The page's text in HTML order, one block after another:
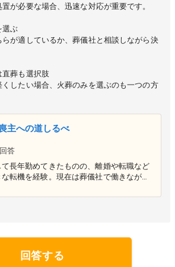
が必要な場合、迅速な対応が重要です。
選ぶ
が適しているか、葬儀社と相談しながら決
葬も選択肢
したい場合、火葬のみを選ぶのも一つの方
主への道しるべ
答
長年勤めてきたものの、離婚や転職など
転機を経験。現在は葬儀社で働きながら
った経験を通じて得た気づきや学びを、
中。同じような人生の岐路に立つ方々に
を信念に、挑戦を続けています。 <a href=
" target="_blank">https://o
</a>
回答する